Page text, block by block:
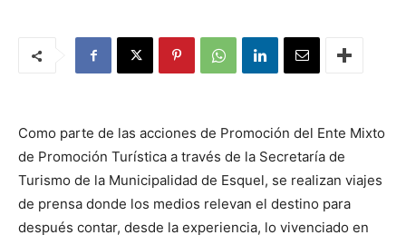
Como parte de las acciones de Promoción del Ente Mixto
de Promoción Turística a través de la Secretaría de
Turismo de la Municipalidad de Esquel, se realizan viajes
de prensa donde los medios relevan el destino para
después contar, desde la experiencia, lo vivenciado en